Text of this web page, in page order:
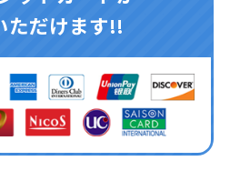
ただけます!!